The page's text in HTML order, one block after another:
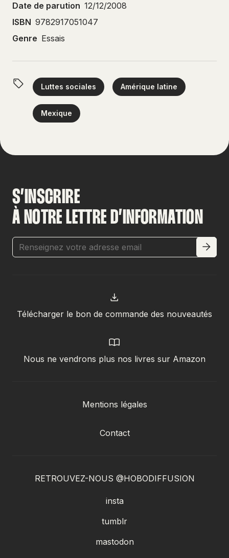
Date de parution 12/12/2008
ISBN 9782917051047
Genre Essais
Luttes sociales Amérique latine
Mexique
S’INSCRIRE
À NOTRE LETTRE D’INFORMATION
Télécharger le bon de commande des nouveautés
Nous ne vendrons plus nos livres sur Amazon
Mentions légales
Contact
RETROUVEZ-NOUS @HOBODIFFUSION
insta
tumblr
mastodon